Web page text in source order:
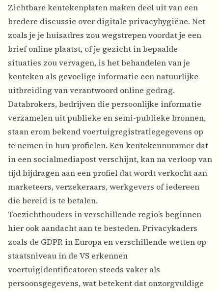
Zichtbare kentekenplaten maken deel uit van een
bredere discussie over digitale privacyhygiëne. Net
zoals je je huisadres zou wegstrepen voordat je een
brief online plaatst, of je gezicht in bepaalde
situaties zou vervagen, is het behandelen van je
kenteken als gevoelige informatie een natuurlijke
uitbreiding van verantwoord online gedrag.
Databrokers, bedrijven die persoonlijke informatie
verzamelen uit publieke en semi-publieke bronnen,
staan erom bekend voertuigregistratiegegevens op
te nemen in hun profielen. Een kentekennummer dat
in een socialmediapost verschijnt, kan na verloop van
tijd bijdragen aan een profiel dat wordt verkocht aan
marketeers, verzekeraars, werkgevers of iedereen
die bereid is te betalen.
Toezichthouders in verschillende regio’s beginnen
hier ook aandacht aan te besteden. Privacykaders
zoals de GDPR in Europa en verschillende wetten op
staatsniveau in de VS erkennen
voertuigidentificatoren steeds vaker als
persoonsgegevens, wat betekent dat onzorgvuldige